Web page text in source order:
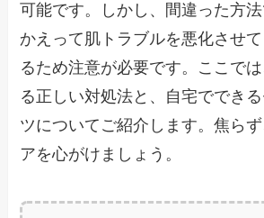
可能です。しかし、間違った方法
かえって肌トラブルを悪化させ
るため注意が必要です。ここで
る正しい対処法と、自宅ででき
ツについてご紹介します。焦ら
アを心がけましょう。